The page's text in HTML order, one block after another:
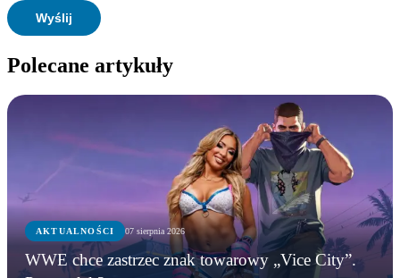
Polecane artykuły
AKTUALNOŚCI 07 sierpnia 2026
WWE chce zastrzec znak towarowy „Vice City”.